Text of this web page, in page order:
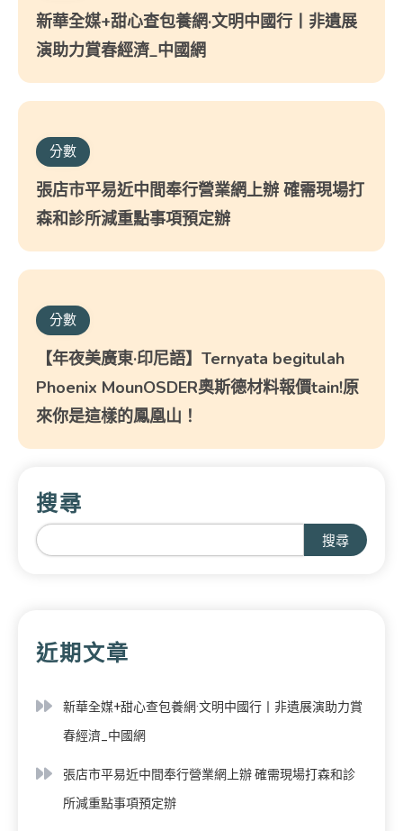
新華全媒+甜心查包養網·文明中國行丨非遺展
演助力賞春經濟_中國網
分數
張店市平易近中間奉行營業網上辦 確需現場打
森和診所減重點事項預定辦
分數
【年夜美廣東·印尼語】Ternyata begitulah
Phoenix MounOSDER奧斯德材料報價tain!原
來你是這樣的鳳凰山！
搜尋
搜尋
近期文章
新華全媒+甜心查包養網·文明中國行丨非遺展演助力賞
春經濟_中國網
張店市平易近中間奉行營業網上辦 確需現場打森和診
所減重點事項預定辦